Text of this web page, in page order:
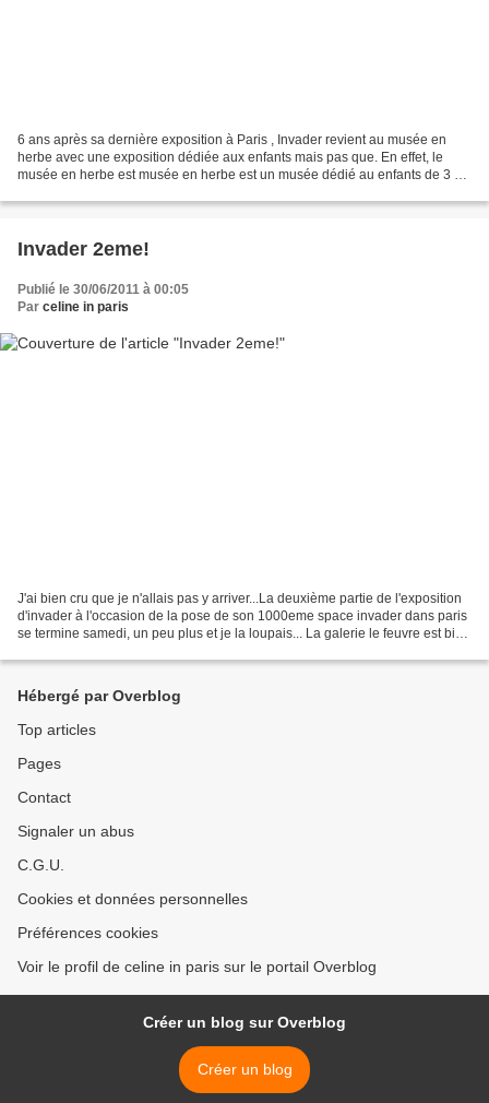
6 ans après sa dernière exposition à Paris , Invader revient au musée en
herbe avec une exposition dédiée aux enfants mais pas que. En effet, le
musée en herbe est musée en herbe est un musée dédié au enfants de 3 à
Invader 2eme!
Publié le 30/06/2011 à 00:05
Par celine in paris
J'ai bien cru que je n'allais pas y arriver...La deuxième partie de l'exposition
d'invader à l'occasion de la pose de son 1000eme space invader dans paris
se termine samedi, un peu plus et je la loupais... La galerie le feuvre est bien
Hébergé par Overblog
Top articles
Pages
Contact
Signaler un abus
C.G.U.
Cookies et données personnelles
Préférences cookies
Voir le profil de celine in paris sur le portail Overblog
Créer un blog sur Overblog
Créer un blog